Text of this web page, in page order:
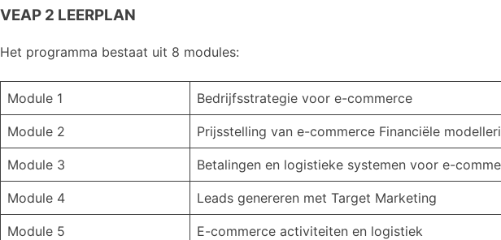
VEAP 2 LEERPLAN
Het programma bestaat uit 8 modules:
Module 1 Bedrijfsstrategie voor e-commerce
Module 2 Prijsstelling van e-commerce Financiële
Module 3 Betalingen en logistieke systemen voor e-
Module 4 Leads genereren met Target Marketing
Module 5 E-commerce activiteiten en logistiek